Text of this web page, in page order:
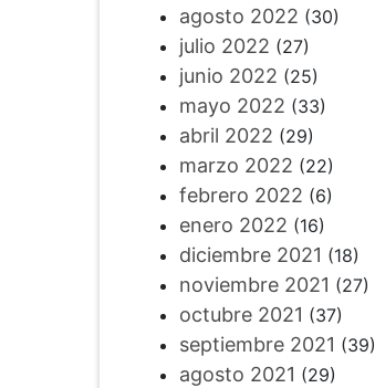
agosto 2022 (30)
julio 2022 (27)
junio 2022 (25)
mayo 2022 (33)
abril 2022 (29)
marzo 2022 (22)
febrero 2022 (6)
enero 2022 (16)
diciembre 2021 (18)
noviembre 2021 (27)
octubre 2021 (37)
septiembre 2021 (39)
agosto 2021 (29)